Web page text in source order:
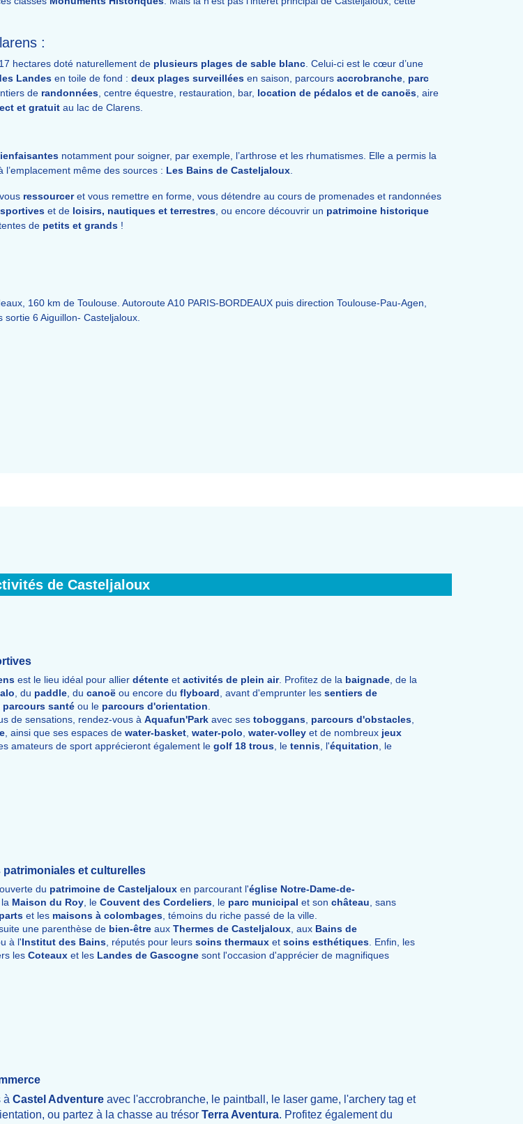
:
hectares doté naturellement de plusieurs plages de sable blanc. Celui-ci est le cœur d’une
Landes en toile de fond : deux plages surveillées en saison, parcours accrobranche, parc
de randonnées, centre équestre, restauration, bar, location de pédalos et de canoës, aire
et gratuit au lac de Clarens.
notamment pour soigner, par exemple, l’arthrose et les rhumatismes. Elle a permis la
même des sources : Les Bains de Casteljaloux.
ressourceret vous remettre en forme, vous détendre au cours de promenades et randonnées
et de loisirs, nautiques et terrestres, ou encore découvrir un patrimoine historique
de petits et grands !
160 km de Toulouse. Autoroute A10 PARIS-BORDEAUX puis direction Toulouse-Pau-Agen,
6 Aiguillon- Casteljaloux.
de Casteljaloux
est le lieu idéal pour allier détenteet activités de plein air. Profitez de la baignade, de la
, du paddle, du canoëou encore du flyboard, avant d'emprunter les sentiers de
parcours santéou le parcours d'orientation.
de sensations, rendez-vous à Aquafun'Parkavec ses toboggans, parcours d'obstacles,
, ainsi que ses espaces de water-basket, water-polo, water-volleyet de nombreux jeux
amateurs de sport apprécieront également le golf 18 trous, le tennis, l'équitation, le
patrimoniales et culturelles
du patrimoine de Casteljalouxen parcourant l'église Notre-Dame-de-
la Maison du Roy, le Couvent des Cordeliers, le parc municipal et son château, sans
et les maisons à colombages, témoins du riche passé de la ville.
une parenthèse de bien-êtreaux Thermes de Casteljaloux, aux Bains de
à l'Institut des Bains, réputés pour leurs soins thermauxet soins esthétiques. Enfin, les
les Coteauxet les Landes de Gascognesont l'occasion d'apprécier de magnifiques
à Castel Adventureavec l'accrobranche, le paintball, le laser game, l'archery tag et
ou partez à la chasse au trésor Terra Aventura. Profitez également du